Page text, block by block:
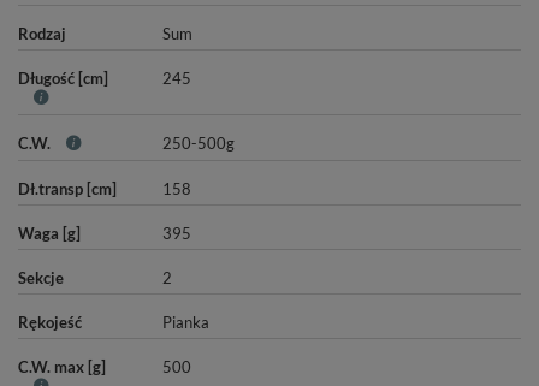
Rodzaj Sum
Długość [cm] 245
C.W. 250-500g
Dł.transp [cm] 158
Waga [g] 395
Sekcje 2
Rękojeść Pianka
C.W. max [g] 500